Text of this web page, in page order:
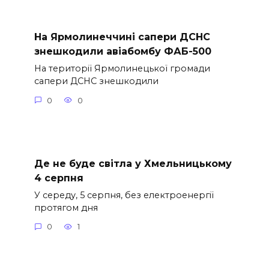
На Ярмолинеччині сапери ДСНС
знешкодили авіабомбу ФАБ-500
На території Ярмолинецької громади
сапери ДСНС знешкодили
0 0
Де не буде світла у Хмельницькому
4 серпня
У середу, 5 серпня, без електроенергії
протягом дня
0 1